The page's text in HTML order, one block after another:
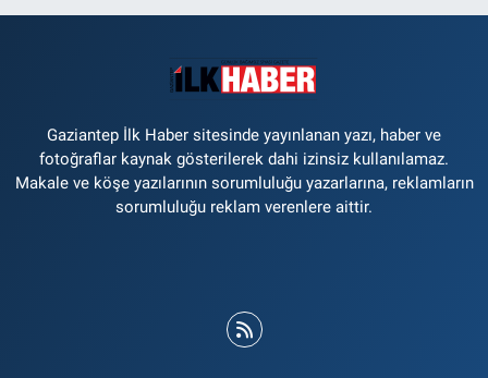
Gaziantep İlk Haber sitesinde yayınlanan yazı, haber ve
fotoğraflar kaynak gösterilerek dahi izinsiz kullanılamaz.
Makale ve köşe yazılarının sorumluluğu yazarlarına, reklamların
sorumluluğu reklam verenlere aittir.